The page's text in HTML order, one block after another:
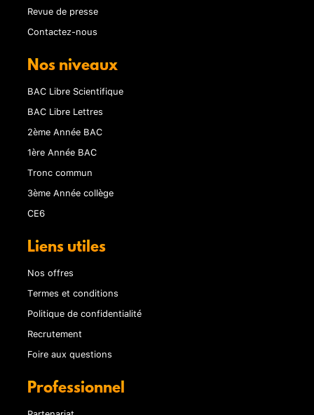
Revue de presse
Contactez-nous
Nos niveaux
BAC Libre Scientifique
BAC Libre Lettres
2ème Année BAC
1ère Année BAC
Tronc commun
3ème Année collège
CE6
Liens utiles
Nos offres
Termes et conditions
Politique de confidentialité
Recrutement
Foire aux questions
Professionnel